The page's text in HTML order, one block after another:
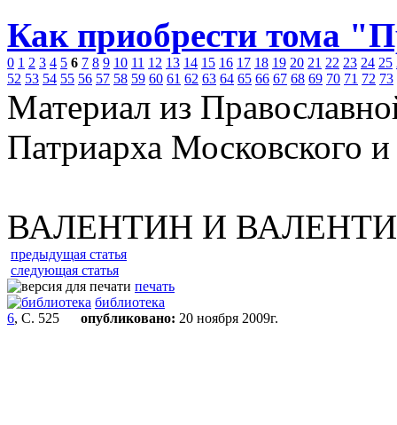
Как приобрести тома
0 1 2 3 4 5 6 7 8 9 10 11 12 13 14 15 16 17 18 19 20 21 22 23 24 25
52 53 54 55 56 57 58 59 60 61 62 63 64 65 66 67 68 69 70 71 72 73
Материал из
Патриарха Московского
ВАЛЕНТИН И
предыдущая статья
следующая статья
печать
библиотека
6, С. 525 опубликовано: 20 ноября 2009г.